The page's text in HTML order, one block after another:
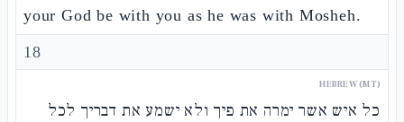
your God be with you as he was with Mosheh.
18
HEBREW (MT)
כל איש אשר ימרה את פיך ולא ישמע את דבריך לכל